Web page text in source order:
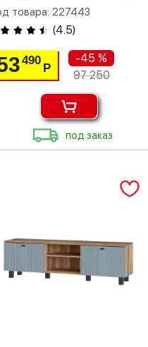
товара: 227443
(4.5)
490
Р
-45 %
97 250
под заказ